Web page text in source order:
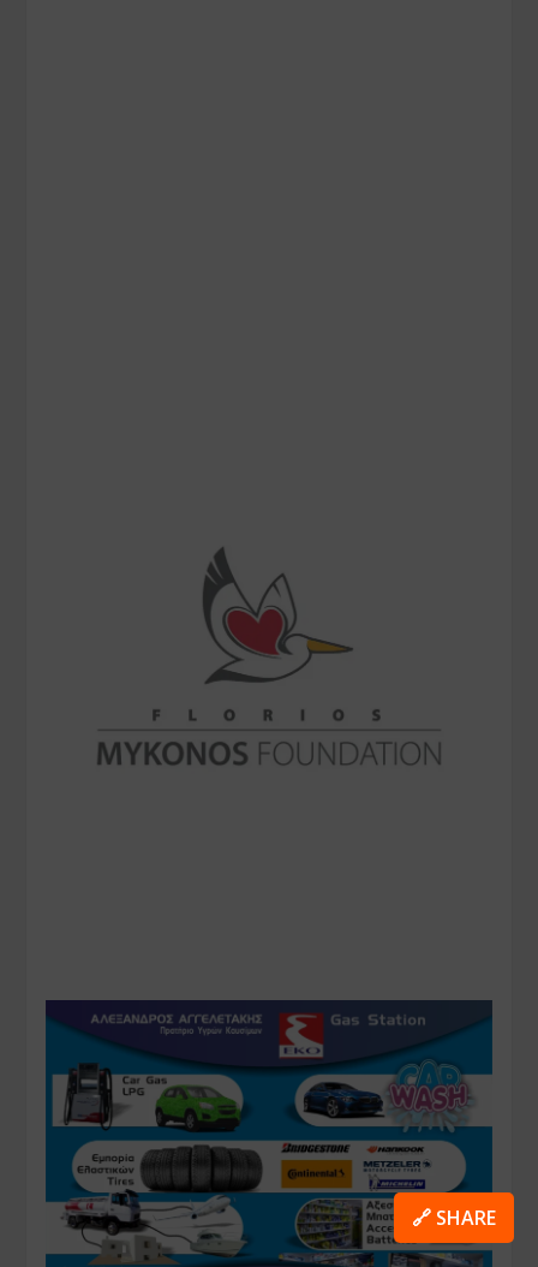
🔗 SHARE